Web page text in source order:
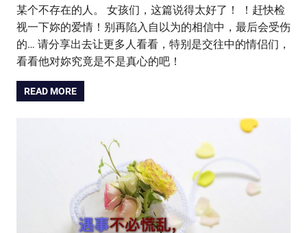
某个不存在的人。 女孩们，这篇说得太好了！ ！赶快检
视一下妳的爱情！别再陷入自以为的相信中，最后会受伤
的… 请分享出去让更多人看看，特别是交往中的情侣们，
看看他对妳究竟是不是真心的吧！
READ MORE